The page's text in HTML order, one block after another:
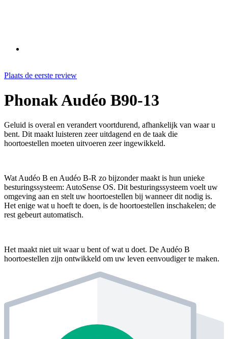
Plaats de eerste review
Phonak Audéo B90-13
Geluid is overal en verandert voortdurend, afhankelijk van waar u
bent. Dit maakt luisteren zeer uitdagend en de taak die
hoortoestellen moeten uitvoeren zeer ingewikkeld.
Wat Audéo B en Audéo B-R zo bijzonder maakt is hun unieke
besturingssysteem: AutoSense OS. Dit besturingssysteem voelt uw
omgeving aan en stelt uw hoortoestellen bij wanneer dit nodig is.
Het enige wat u hoeft te doen, is de hoortoestellen inschakelen; de
rest gebeurt automatisch.
Het maakt niet uit waar u bent of wat u doet. De Audéo B
hoortoestellen zijn ontwikkeld om uw leven eenvoudiger te maken.